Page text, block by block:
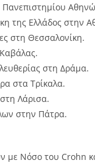
της Ελλάδος στην
στη Θεσσαλονίκη.
στη Δράμα.
στα Τρίκαλα.
Λάρισα.
στην Πάτρα.
με Νόσο του Crohn